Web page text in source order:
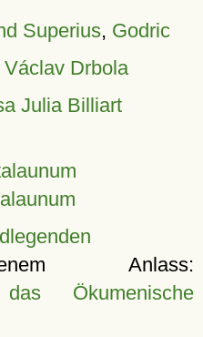
Superius, Godric
Drbola
Julia Billiart
Anlass:
Ökumenische